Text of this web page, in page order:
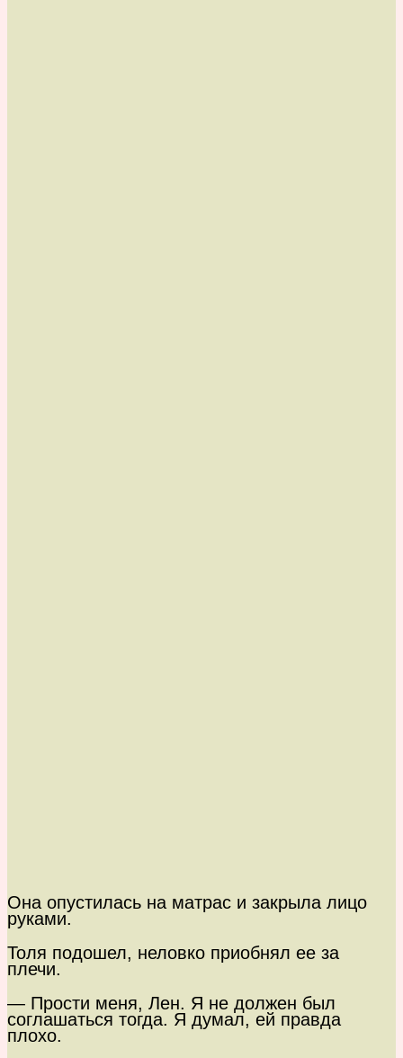
Она опустилась на матрас и закрыла лицо
руками.
Толя подошел, неловко приобнял ее за
плечи.
— Прости меня, Лен. Я не должен был
соглашаться тогда. Я думал, ей правда
плохо.